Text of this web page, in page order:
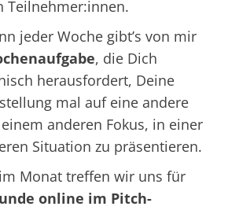
Teilnehmer:innen.
jeder Woche gibt’s von mir
, die Dich
herausfordert, Deine
mal auf eine andere
anderen Fokus, in einer
Situation zu präsentieren.
Monat treffen wir uns für
online im Pitch-